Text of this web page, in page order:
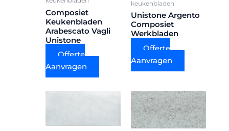
Composiet
Keukenbladen
Arabescato Vagli
Unistone
Offerte
Aanvragen
keukenbladen
Unistone Argento
Composiet
Werkbladen
Offerte
Aanvragen